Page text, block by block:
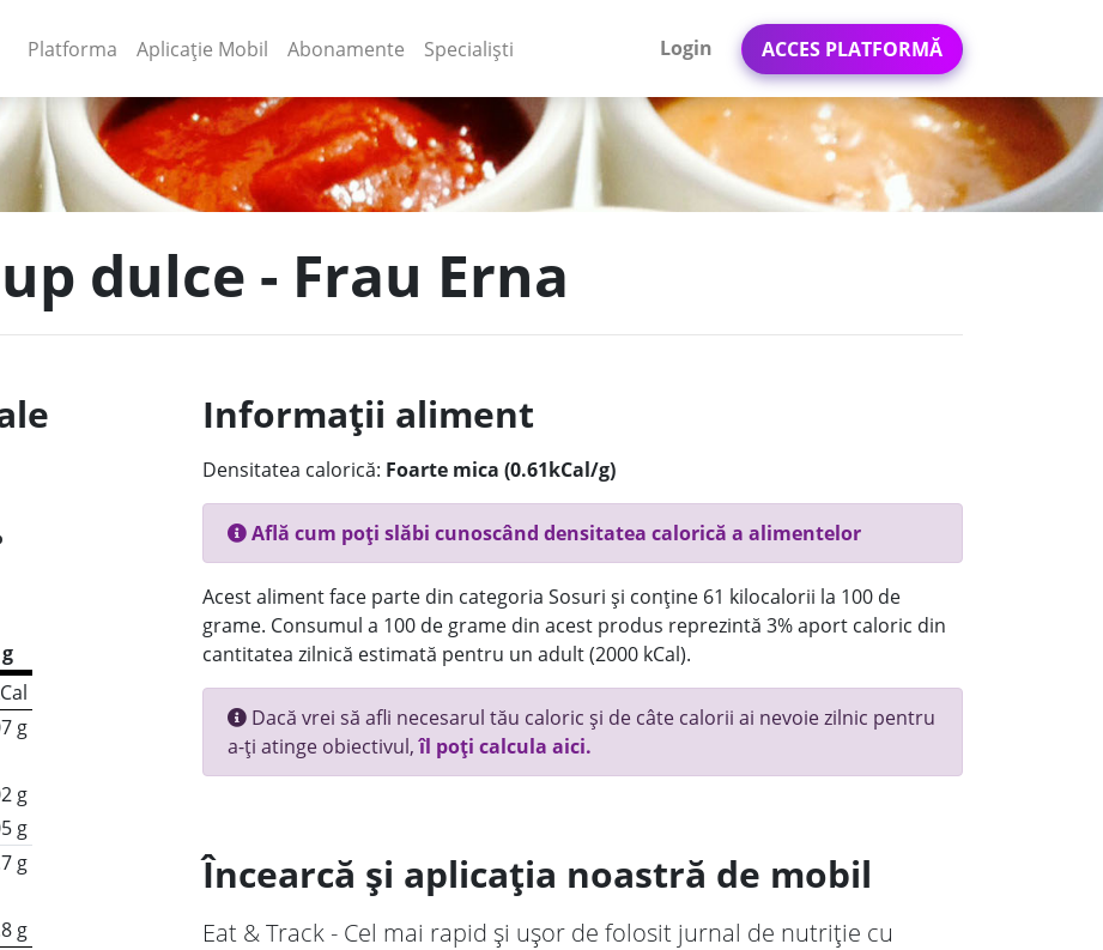
Platforma (current)
Aplicație Mobil (current)
Abonamente Specialiști Login ACCES PLATFORMĂ
dulce - Frau Erna
g
g
g
g
g
Informații aliment
Densitatea calorică: Foarte mica (0.61kCal/g)
Află cum poți slăbi cunoscând densitatea calorică a alimentelor
Acest aliment face parte din categoria Sosuri și conține 61 kilocalorii la 100 de
grame. Consumul a 100 de grame din acest produs reprezintă 3% aport caloric din
cantitatea zilnică estimată pentru un adult (2000 kCal).
Dacă vrei să afli necesarul tău caloric și de câte calorii ai nevoie zilnic pentru
a-ți atinge obiectivul,îl poți calcula aici.
Încearcă și aplicația noastră de mobil
Eat & Track - Cel mai rapid și ușor de folosit jurnal de nutriție cu